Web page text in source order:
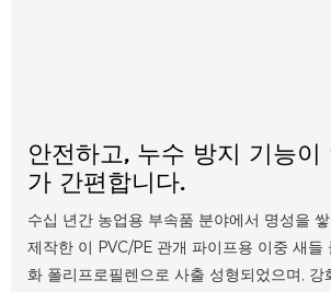
안전하고, 누수 방지 기능이
가 간편합니다.
수십 년간 농업용 부속품 분야에서 명성을
제작한 이 PVC/PE 관개 파이프용 이중 새들
화 폴리프로필렌으로 사출 성형되었으며,